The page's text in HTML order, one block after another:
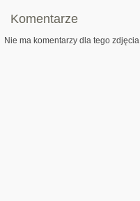
Komentarze
Nie ma komentarzy dla tego zdjęcia